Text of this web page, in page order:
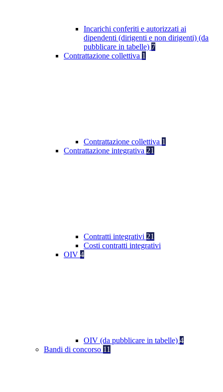
Incarichi conferiti e autorizzati ai
dipendenti (dirigenti e non dirigenti) (da
pubblicare in tabelle) 7
Contrattazione collettiva 1
Contrattazione collettiva 1
Contrattazione integrativa 21
Contratti integrativi 21
Costi contratti integrativi
OIV 4
OIV (da pubblicare in tabelle) 4
Bandi di concorso 11